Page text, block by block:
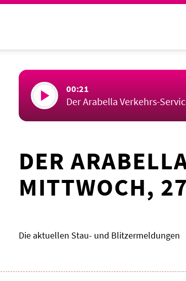
00:21
Der Arabella Verkehrs-
DER
MITTWOCH,
Die aktuellen Stau- und Blitzermeldungen